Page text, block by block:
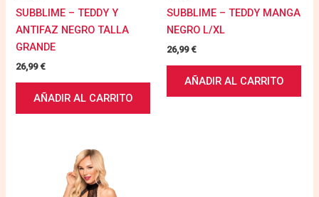
SUBBLIME – TEDDY Y
ANTIFAZ NEGRO TALLA
GRANDE
26,99€
AÑADIR AL CARRITO
SUBBLIME – TEDDY MANGA
NEGRO L/XL
26,99€
AÑADIR AL CARRITO